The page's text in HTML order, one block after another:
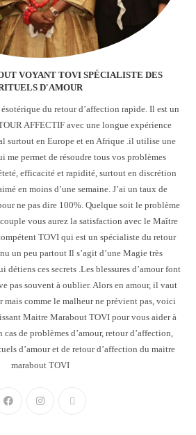
VOYANT TOVI SPÉCIALISTE DES
D'AMOUR
du retour d’affection rapide. Il est un
AFFECTIF avec une longue expérience
surtout en Europe et en Afrique .il utilise une
me permet de résoudre tous vos problèmes
efficacité et rapidité, surtout en discrétion
en moins d’une semaine. J’ai un taux de
ne pas dire 100%. Quelque soit le problème
vous aurez la satisfaction avec le Maître
TOVI qui est un spécialiste du retour
un peu partout Il s’agit d’une Magie très
détiens ces secrets .Les blessures d’amour font
pas souvent à oublier. Alors en amour, il vaut
comme le malheur ne prévient pas, voici
Maitre Marabout TOVI pour vous aider à
de problèmes d’amour, retour d’affection,
d’amour et de retour d’affection du maitre
marabout TOVI